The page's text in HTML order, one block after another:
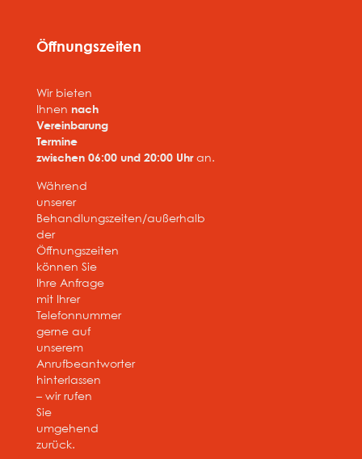
Öffnungszeiten
Wir bieten
Ihnen nach
Vereinbarung
Termine
zwischen 06:00 und 20:00 Uhran.
Während
unserer
Behandlungszeiten/außerhalb
der
Öffnungszeiten
können Sie
Ihre Anfrage
mit Ihrer
Telefonnummer
gerne auf
unserem
Anrufbeantworter
hinterlassen
– wir rufen
Sie
umgehend
zurück.